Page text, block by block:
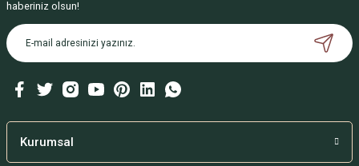
haberiniz olsun!
Kurumsal